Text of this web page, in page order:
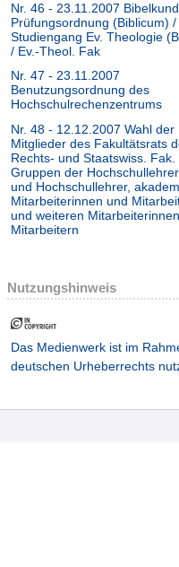
Nr. 46 - 23.11.2007
Prüfungsordnung (Biblicum) /
Studiengang Ev. Theologie
/ Ev.-Theol. Fak
Nr. 47 - 23.11.2007
Benutzungsordnung des
Hochschulrechenzentrums
Nr. 48 - 12.12.2007 Wahl der
Mitglieder des Fakultätsrats
Rechts- und Staatswiss. Fak.
Gruppen der
und Hochschullehrer,
Mitarbeiterinnen und
und weiteren
Mitarbeitern
Nutzungshinweis
Das Medienwerk ist im
deutschen Urheberrechts